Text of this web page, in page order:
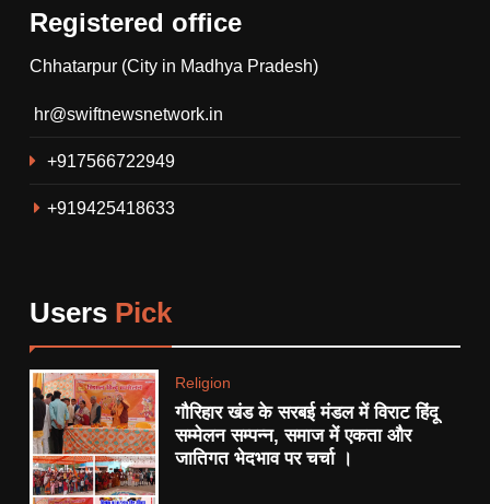
Registered office
Chhatarpur (City in Madhya Pradesh)
hr@swiftnewsnetwork.in
+917566722949
+919425418633
Users Pick
Religion
गौरिहार खंड के सरबई मंडल में विराट हिंदू
सम्मेलन सम्पन्न, समाज में एकता और
जातिगत भेदभाव पर चर्चा ।
गौरिहार खंड के सरबई मंडल में विराट
और जातिगत भेदभाव पर चर्चा ।
बसाने की योजना।
POLITICS
8